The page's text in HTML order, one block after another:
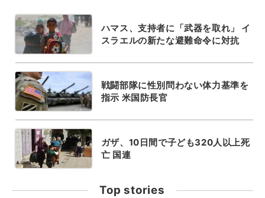
ハマス、支持者に「武器を取れ」 イ
スラエルの新たな避難命令に対抗
戦闘部隊に性別問わない体力基準を
指示 米国防長官
ガザ、10日間で子ども320人以上死
亡 国連
Top stories